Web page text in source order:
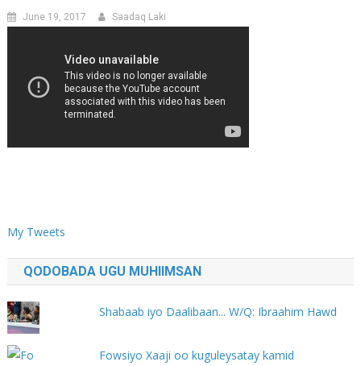
June 19, 2017 Saadaq Laki
My Tweets
QODOBADA UGU MUHIIMSAN
Shabaab iyo Daalibaan... W/Q: Ibraahim Hawd
Fowsiyo Xaaji oo kuguleysatay kamid